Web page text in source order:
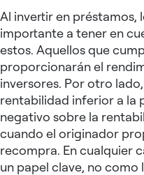
Al invertir en préstamos,
importante a tener en
estos. Aquellos que
proporcionarán el
inversores. Por otro
rentabilidad inferior a la
negativo sobre la
cuando el originador
recompra. En cualquier
un papel clave, no